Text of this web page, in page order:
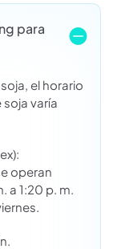
para
el horario
varía
operan
1:20 p. m.